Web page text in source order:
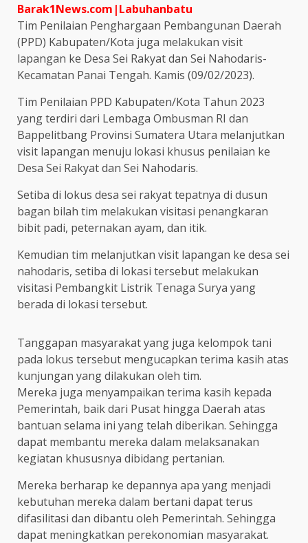
Barak1News.com|Labuhanbatu
Tim Penilaian Penghargaan Pembangunan Daerah
(PPD) Kabupaten/Kota juga melakukan visit
lapangan ke Desa Sei Rakyat dan Sei Nahodaris-
Kecamatan Panai Tengah. Kamis (09/02/2023).
Tim Penilaian PPD Kabupaten/Kota Tahun 2023
yang terdiri dari Lembaga Ombusman RI dan
Bappelitbang Provinsi Sumatera Utara melanjutkan
visit lapangan menuju lokasi khusus penilaian ke
Desa Sei Rakyat dan Sei Nahodaris.
Setiba di lokus desa sei rakyat tepatnya di dusun
bagan bilah tim melakukan visitasi penangkaran
bibit padi, peternakan ayam, dan itik.
Kemudian tim melanjutkan visit lapangan ke desa sei
nahodaris, setiba di lokasi tersebut melakukan
visitasi Pembangkit Listrik Tenaga Surya yang
berada di lokasi tersebut.
Tanggapan masyarakat yang juga kelompok tani
pada lokus tersebut mengucapkan terima kasih atas
kunjungan yang dilakukan oleh tim.
Mereka juga menyampaikan terima kasih kepada
Pemerintah, baik dari Pusat hingga Daerah atas
bantuan selama ini yang telah diberikan. Sehingga
dapat membantu mereka dalam melaksanakan
kegiatan khususnya dibidang pertanian.
Mereka berharap ke depannya apa yang menjadi
kebutuhan mereka dalam bertani dapat terus
difasilitasi dan dibantu oleh Pemerintah. Sehingga
dapat meningkatkan perekonomian masyarakat.